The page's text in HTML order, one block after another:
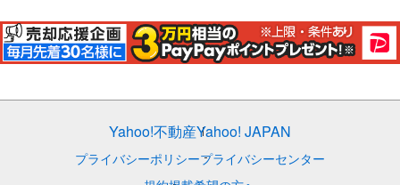
Yahoo!不動産Yahoo! JAPAN
プライバシーポリシープライバシーセンター